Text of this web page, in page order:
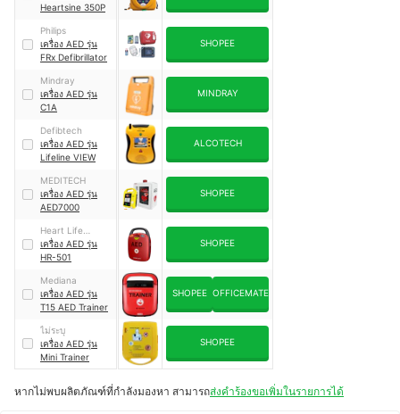
Heartsine 350P
Philips
เครื่อง AED รุ่น
FRx Defibrillator
SHOPEE
Mindray
เครื่อง AED รุ่น
C1A
MINDRAY
Defibtech
เครื่อง AED รุ่น
Lifeline VIEW
ALCOTECH
MEDITECH
เครื่อง AED รุ่น
AED7000
SHOPEE
Heart Life
Guardian
เครื่อง AED รุ่น
HR-501
SHOPEE
Mediana
เครื่อง AED รุ่น
T15 AED Trainer
SHOPEE OFFICEMATE
ไม่ระบุ
เครื่อง AED รุ่น
Mini Trainer
SHOPEE
หากไม่พบผลิตภัณฑ์ที่กำลังมองหา สามารถส่งคำร้องขอเพิ่มในรายการได้